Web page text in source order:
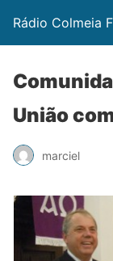
Rádio Colmeia
União
marciel